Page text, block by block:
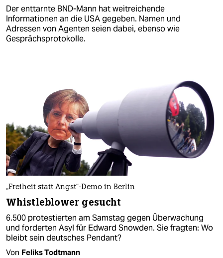
Der enttarnte BND-Mann hat weitreichende
Informationen an die USA gegeben. Namen und
Adressen von Agenten seien dabei, ebenso wie
Gesprächsprotokolle.
„Freiheit statt Angst“-Demo in Berlin
Whistleblower gesucht
6.500 protestierten am Samstag gegen Überwachung
und forderten Asyl für Edward Snowden. Sie fragten: Wo
bleibt sein deutsches Pendant?
Von Feliks Todtmann